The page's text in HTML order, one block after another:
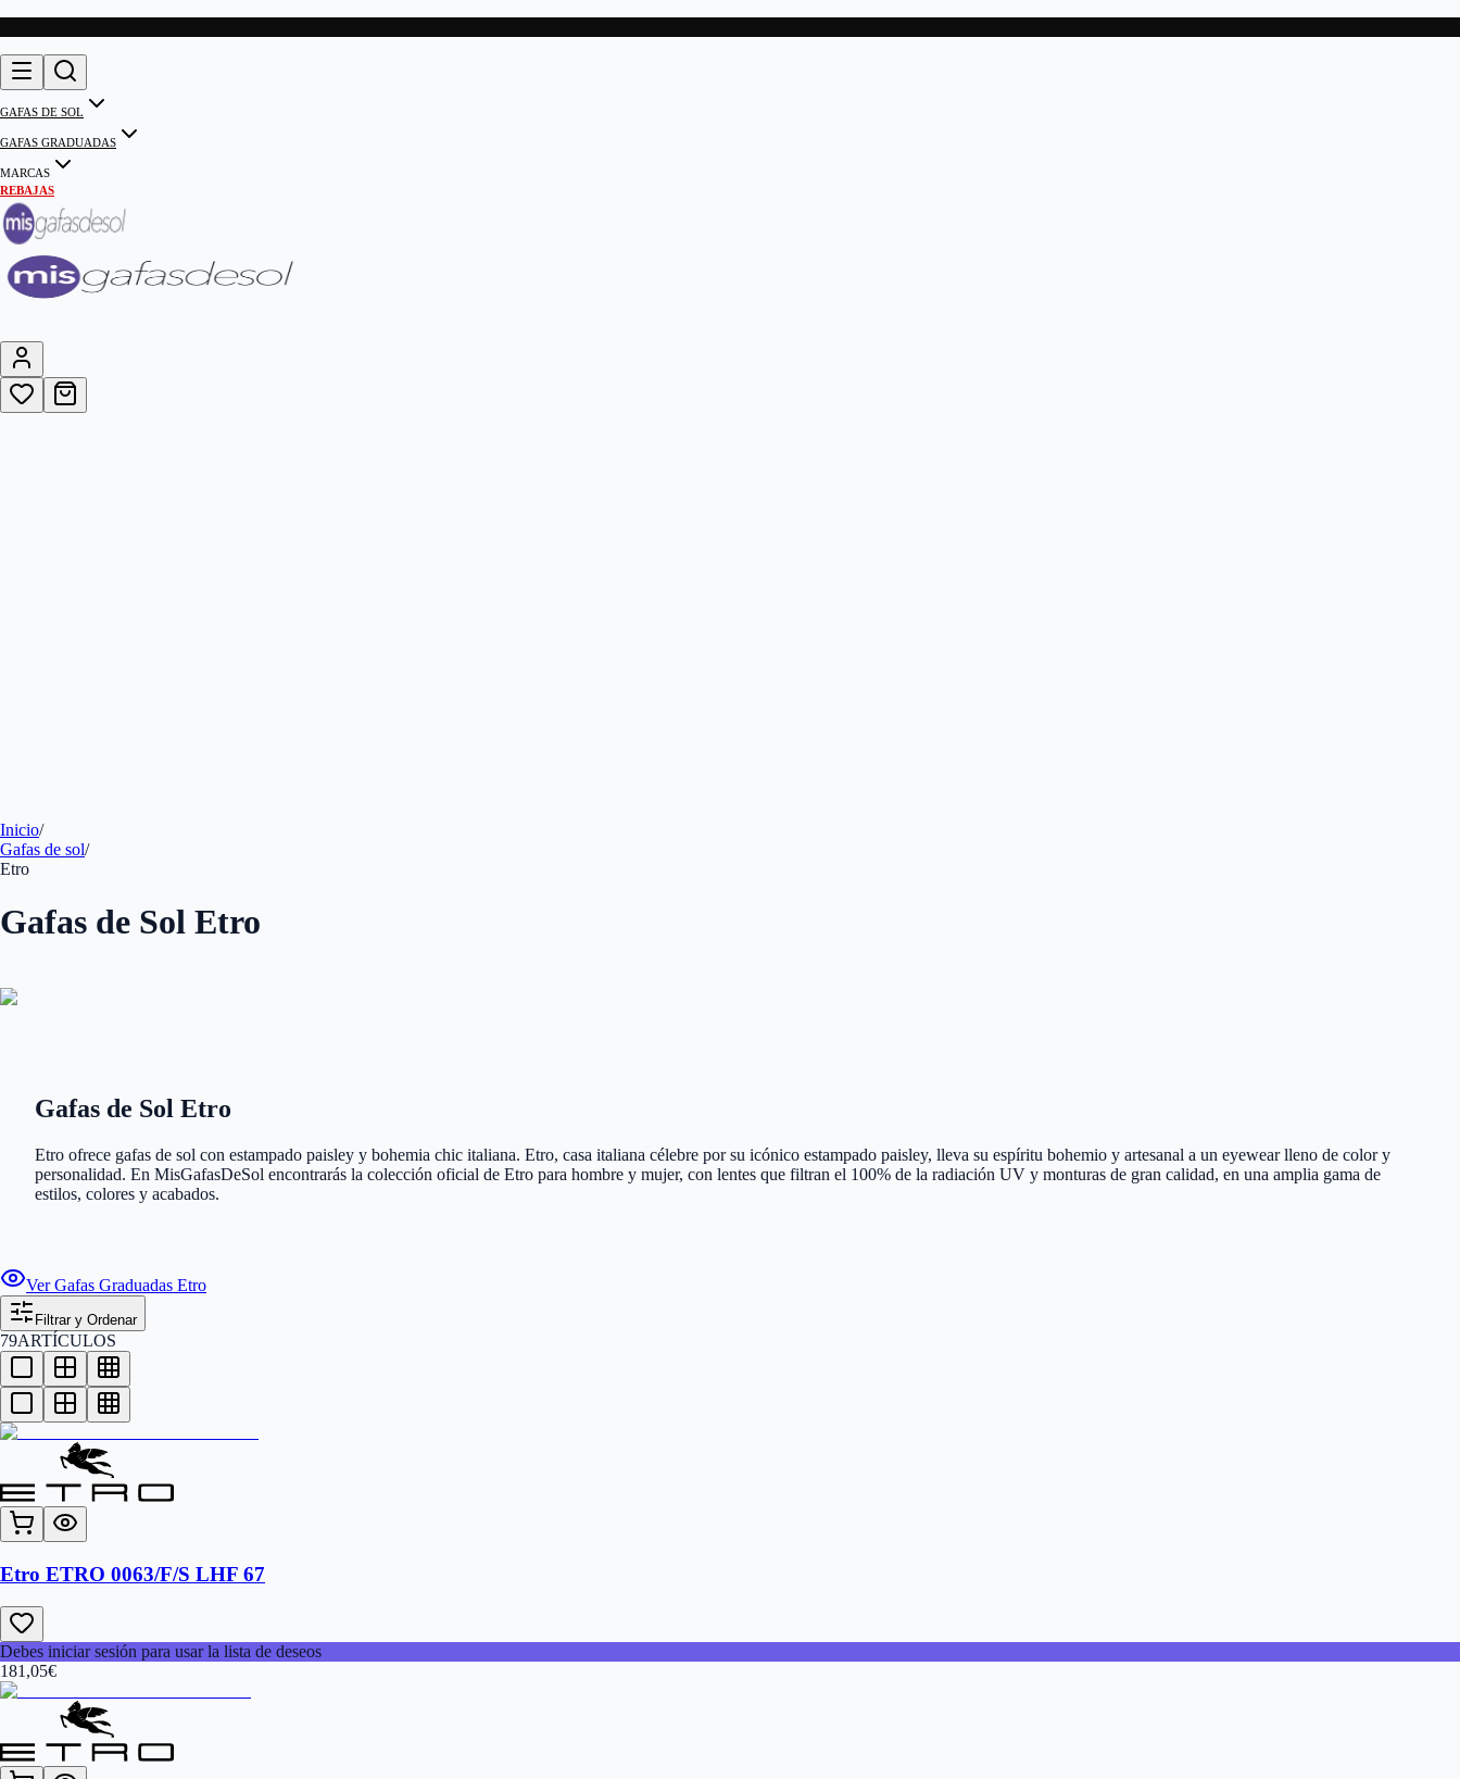
GAFAS DE SOL
GAFAS GRADUADAS
MARCAS
REBAJAS
Inicio/
Gafas de sol/
Etro
Gafas de Sol Etro
Gafas de Sol Etro
Etro ofrece gafas de sol con estampado paisley y bohemia chic italiana. Etro, casa italiana célebre por su icónico estampado paisley, lleva su espíritu bohemio y artesanal a un eyewear lleno de color y
personalidad. En MisGafasDeSol encontrarás la colección oficial de Etro para hombre y mujer, con lentes que filtran el 100% de la radiación UV y monturas de gran calidad, en una amplia gama de
estilos, colores y acabados.
Ver Gafas Graduadas Etro
Filtrar y Ordenar
79ARTÍCULOS
Etro ETRO 0063/F/S LHF 67
Debes iniciar sesión para usar la lista de deseos
181,05€